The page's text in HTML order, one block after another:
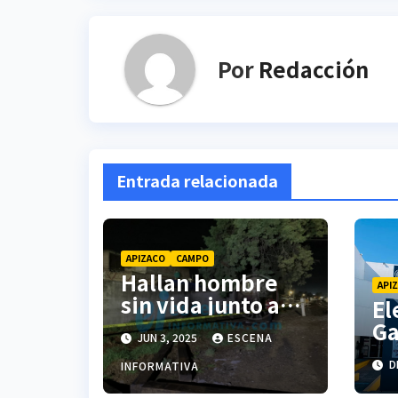
Por Redacción
Entrada relacionada
APIZACO CAMPO
Hallan hombre
sin vida junto a
las vías del tren
en Apizaco; se
presume paro
JUN 3, 2025
ESCENA
INFORMATIVA